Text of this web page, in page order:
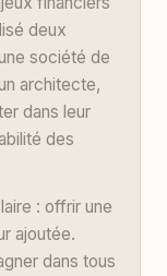
deux
société de
architecte,
dans leur
des
: offrir une
ajoutée.
dans tous